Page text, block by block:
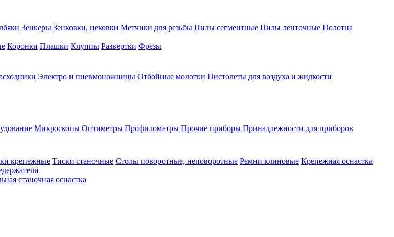
Зенкеры Зенковки, цековки Метчики для резьбы Пилы сегментные Пилы ленточные Полотна
Коронки Плашки Клуппы Развертки Фрезы
Электро и пневмоножницы Отбойные молотки Пистолеты для воздуха и жидкости
Микроскопы Оптиметры Профилометры Прочие приборы Принадлежности для приборов
крепежные Тиски станочные Столы поворотные, неповоротные Ремни клиновые Крепежная оснастка
станочная оснастка